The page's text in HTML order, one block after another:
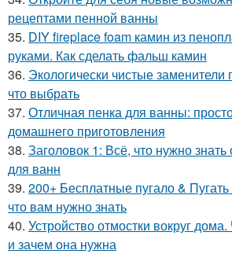
рецептами пенной ванны
35. DIY fireplace foam камин из
руками. Как сделать фальш камин
36. Экологически чистые
что выбрать
37. Отличная пенка для ванны:
домашнего приготовления
38. Заголовок 1: Всё, что нужно
для ванн
39. 200+ Бесплатные пугало &
что вам нужно знать
40. Устройство отмостки вокруг
и зачем она нужна